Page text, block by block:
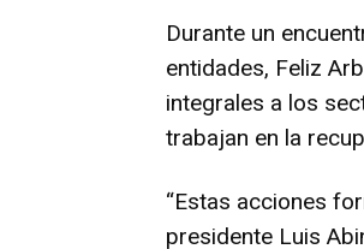
Durante un
entidades, Feliz
integrales a los
trabajan en la
“Estas acciones
presidente Luis